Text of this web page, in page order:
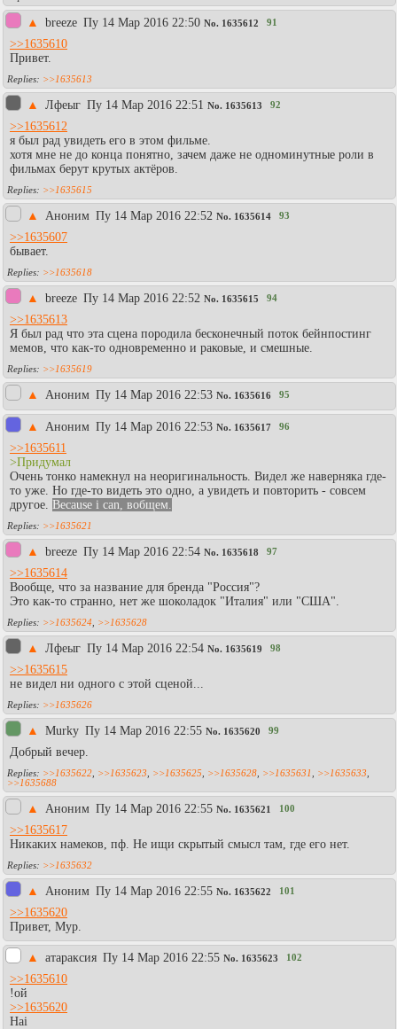
▲ breeze Пy 14 Мар 2016 22:50 No. 1635612 91
>>1635610
Привет.
>>1635613
▲ Лфеыг Пy 14 Мар 2016 22:51 No. 1635613 92
>>1635612
я был рад увидеть его в этом фильме.
хотя мне не до конца понятно, зачем даже не одноминутные роли в
фильмах берут крутых актёров.
>>1635615
▲ Аноним Пy 14 Мар 2016 22:52 No. 1635614 93
>>1635607
бывает.
>>1635618
▲ breeze Пy 14 Мар 2016 22:52 No. 1635615 94
>>1635613
Я был рад что эта сцена породила бесконечный поток бейнпостинг
мемов, что как-то одновременно и раковые, и смешные.
>>1635619
▲ Аноним Пy 14 Мар 2016 22:53 No. 1635616 95
▲ Aнoним Пy 14 Мар 2016 22:53 No. 1635617 96
>>1635611
>Придумал
Очень тонко намекнул на неоригинальность. Видел же наверняка где-
то уже. Но где-то видеть это одно, а увидеть и повторить - совсем
другое. Because i can, вобщем.
>>1635621
▲ breeze Пy 14 Мар 2016 22:54 No. 1635618 97
>>1635614
Вообще, что за название для бренда "Россия"?
Это как-то странно, нет же шоколадок "Италия" или "США".
>>1635624 >>1635628
▲ Лфеыг Пy 14 Мар 2016 22:54 No. 1635619 98
>>1635615
не видел ни одного с этой сценой...
>>1635626
▲ Murky Пy 14 Мар 2016 22:55 No. 1635620 99
Добрый вечер.
>>1635622 >>1635623 >>1635625 >>1635628 >>1635631 >>1635633
>>1635688
▲ Аноним Пy 14 Мар 2016 22:55 No. 1635621 100
>>1635617
Никаких намеков, пф. Не ищи скрытый смысл там, где его нет.
>>1635632
▲ Aнoним Пy 14 Мар 2016 22:55 No. 1635622 101
>>1635620
Привет, Мур.
▲ атараксия Пy 14 Мар 2016 22:55 No. 1635623 102
>>1635610
!ой
>>1635620
Hai